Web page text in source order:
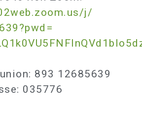
j/
893 12685639
035776